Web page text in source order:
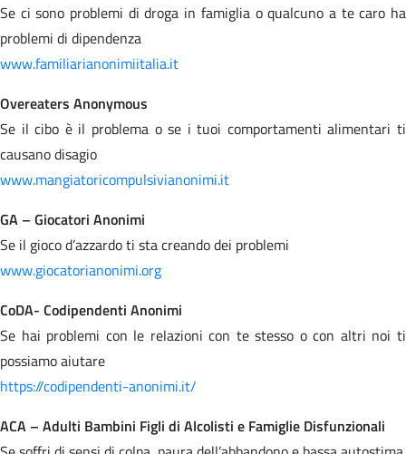
Se ci sono problemi di droga in famiglia o qualcuno a te caro ha
problemi di dipendenza
www.familiarianonimiitalia.it
Overeaters Anonymous
Se il cibo è il problema o se i tuoi comportamenti alimentari ti
causano disagio
www.mangiatoricompulsivianonimi.it
GA – Giocatori Anonimi
Se il gioco d’azzardo ti sta creando dei problemi
www.giocatorianonimi.org
CoDA- Codipendenti Anonimi
Se hai problemi con le relazioni con te stesso o con altri noi ti
possiamo aiutare
https://codipendenti-anonimi.it/
ACA – Adulti Bambini Figli di Alcolisti e Famiglie Disfunzionali